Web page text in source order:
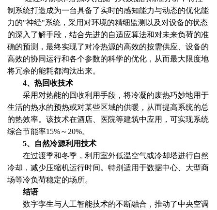
制系统打造成为一台具备了实时的感知能力与动态的优化能
力的"神经"系统，采用对环境的精细监测以及对设备的状态
的深入了解手段，结合先进的自适应算法和对未来负荷的准
确的预测，最终实现了对冷热源的高效的按需供应、设备的
高效的协同运行和各个参数的科学的优化，从而最大限度地
将冗余的能耗都淘汰出来。
4、热回收技术
采用对热能的回收利用手段，将冷凝的废热巧妙地用于
生活的热水的预热或对某些区域的供暖，从而提高系统的总
的热效率。该技术在酒店、医院等建筑中应用，可实现系统
综合节能率15%～20%。
5、自然冷源利用技术
在过渡季和冬季，利用室外低温空气或冷却塔进行自然
冷却，减少压缩机运行时间。特别适用于数据中心、大型商
场等冷负荷稳定的场所。
结语
数字孪生与人工智能技术的不断融合，推动了中央空调